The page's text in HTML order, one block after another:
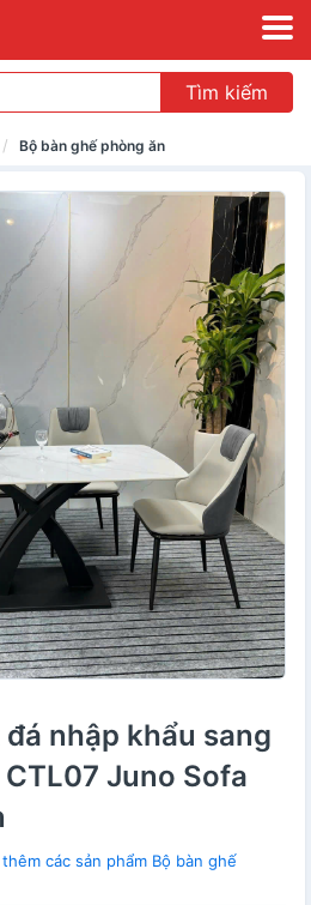
Tìm kiếm
Bộ bàn ghế phòng ăn
nhập khẩu sang
Juno Sofa
thêm các sản phẩm Bộ bàn ghế